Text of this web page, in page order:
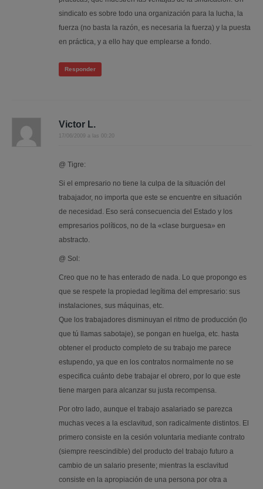
sindicato es sobre todo una organización para la lucha, la
fuerza (no basta la razón, es necesaria la fuerza) y la puesta
en práctica, y a ello hay que emplearse a fondo.
Responder
Victor L.
17/06/2009 a las 00:20
@ Tigre:
Si el empresario no tiene la culpa de la situación del
trabajador, no importa que este se encuentre en situación
de necesidad. Eso será consecuencia del Estado y los
empresarios políticos, no de la «clase burguesa» en
abstracto.
@ Sol:
Creo que no te has enterado de nada. Lo que propongo es
que se respete la propiedad legítima del empresario: sus
instalaciones, sus máquinas, etc.
Que los trabajadores disminuyan el ritmo de producción (lo
que tú llamas sabotaje), se pongan en huelga, etc. hasta
obtener el producto completo de su trabajo me parece
estupendo, ya que en los contratos normalmente no se
especifica cuánto debe trabajar el obrero, por lo que este
tiene margen para alcanzar su justa recompensa.
Por otro lado, aunque el trabajo asalariado se parezca
muchas veces a la esclavitud, son radicalmente distintos. El
primero consiste en la cesión voluntaria mediante contrato
(siempre reescindible) del producto del trabajo futuro a
cambio de un salario presente; mientras la esclavitud
consiste en la apropiación de una persona por otra a